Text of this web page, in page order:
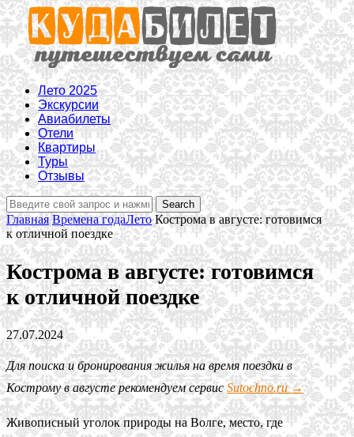
Лето 2025
Экскурсии
Авиабилеты
Отели
Квартиры
Туры
Отзывы
Главная Времена годаЛето Кострома в августе: готовимся
к отличной поездке
Кострома в августе: готовимся
к отличной поездке
27.07.2024
Для поиска и бронирования жилья на время поездки в
Кострому в августе рекомендуем сервисSutochno.ru →
Живописный уголок природы на Волге, место, где